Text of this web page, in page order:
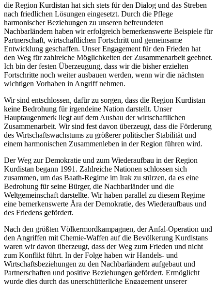
die Region Kurdistan hat sich stets für den Dialog und das Streben
nach friedlichen Lösungen eingesetzt. Durch die Pflege
harmonischer Beziehungen zu unseren befreundeten
Nachbarländern haben wir erfolgreich bemerkenswerte Beispiele für
Partnerschaft, wirtschaftlichen Fortschritt und gemeinsame
Entwicklung geschaffen. Unser Engagement für den Frieden hat
den Weg für zahlreiche Möglichkeiten der Zusammenarbeit geebnet.
Ich bin der festen Überzeugung, dass wir die bisher erzielten
Fortschritte noch weiter ausbauen werden, wenn wir die nächsten
wichtigen Vorhaben in Angriff nehmen.
Wir sind entschlossen, dafür zu sorgen, dass die Region Kurdistan
keine Bedrohung für irgendeine Nation darstellt. Unser
Hauptaugenmerk liegt auf dem Ausbau der wirtschaftlichen
Zusammenarbeit. Wir sind fest davon überzeugt, dass die Förderung
des Wirtschaftswachstums zu größerer politischer Stabilität und
einem harmonischen Zusammenleben in der Region führen wird.
Der Weg zur Demokratie und zum Wiederaufbau in der Region
Kurdistan begann 1991. Zahlreiche Nationen schlossen sich
zusammen, um das Baath-Regime im Irak zu stürzen, da es eine
Bedrohung für seine Bürger, die Nachbarländer und die
Weltgemeinschaft darstellte. Wir haben parallel zu diesem Regime
eine bemerkenswerte Ära der Demokratie, des Wiederaufbaus und
des Friedens gefördert.
Nach den größten Völkermordkampagnen, der Anfal-Operation und
den Angriffen mit Chemie-Waffen auf die Bevölkerung Kurdistans
waren wir davon überzeugt, dass der Weg zum Frieden und nicht
zum Konflikt führt. In der Folge haben wir Handels- und
Wirtschaftsbeziehungen zu den Nachbarländern aufgebaut und
Partnerschaften und positive Beziehungen gefördert. Ermöglicht
wurde dies durch das unerschütterliche Engagement unserer